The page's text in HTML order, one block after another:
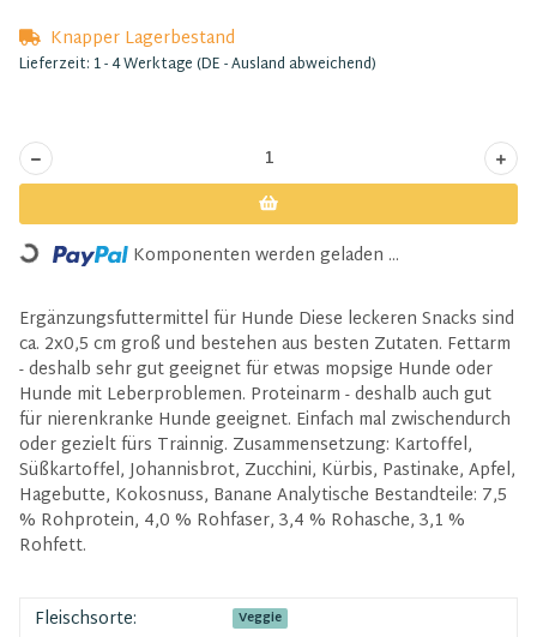
Knapper Lagerbestand
Lieferzeit: 1 - 4 Werktage(DE - Ausland abweichend)
Loading... Komponenten werden geladen ...
Ergänzungsfuttermittel für Hunde Diese leckeren Snacks sind
ca. 2x0,5 cm groß und bestehen aus besten Zutaten. Fettarm
- deshalb sehr gut geeignet für etwas mopsige Hunde oder
Hunde mit Leberproblemen. Proteinarm - deshalb auch gut
für nierenkranke Hunde geeignet. Einfach mal zwischendurch
oder gezielt fürs Trainnig. Zusammensetzung: Kartoffel,
Süßkartoffel, Johannisbrot, Zucchini, Kürbis, Pastinake, Apfel,
Hagebutte, Kokosnuss, Banane Analytische Bestandteile: 7,5
% Rohprotein, 4,0 % Rohfaser, 3,4 % Rohasche, 3,1 %
Rohfett.
Fleischsorte: Veggie